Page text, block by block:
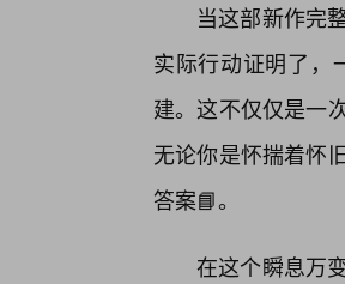
当这部新作完
实际行动证明了，
建。这不仅仅是一
无论你是怀揣着怀
答案📘。
在这个瞬息万